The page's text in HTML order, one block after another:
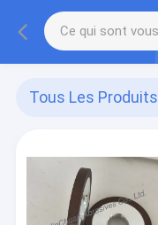
Tous Les Produits